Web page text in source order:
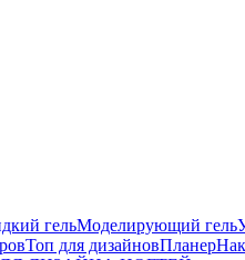
гельМоделирующий гель
Топ для дизайновПланер